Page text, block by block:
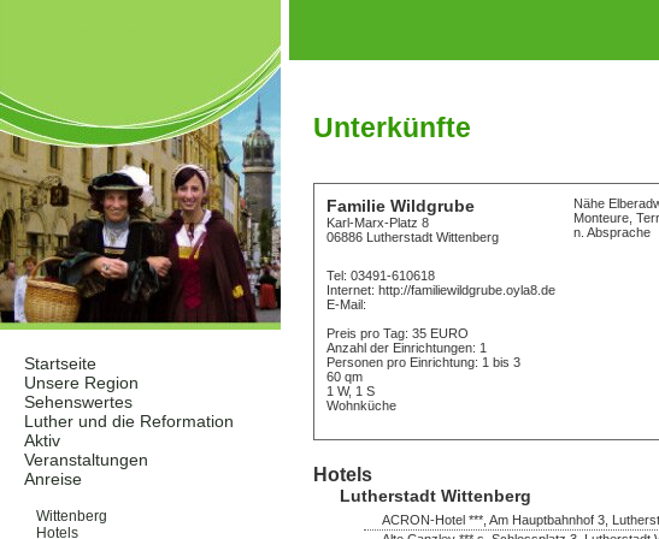
Startseite
Unsere Region
Sehenswertes
Luther und die Reformation
Aktiv
Veranstaltungen
Anreise
Wittenberg
Hotels
Unterkünfte
Familie Wildgrube
Karl-Marx-Platz 8
06886 Lutherstadt Wittenberg
Nähe
Monteure,
n. Absprache
Tel: 03491-610618
Internet: http://familiewildgrube.oyla8.de
E-Mail:
Preis pro Tag: 35 EURO
Anzahl der Einrichtungen: 1
Personen pro Einrichtung: 1 bis 3
60 qm
1 W, 1 S
Wohnküche
Hotels
Lutherstadt Wittenberg
ACRON-Hotel ***, Am Hauptbahnhof 3,